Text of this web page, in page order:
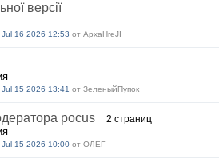
версії
Jul 16 2026 12:53 от ApxaHreJI
Jul 15 2026 13:41 от ЗеленыйПупок
pocus 2 страниц
Jul 15 2026 10:00 от ОЛЕГ